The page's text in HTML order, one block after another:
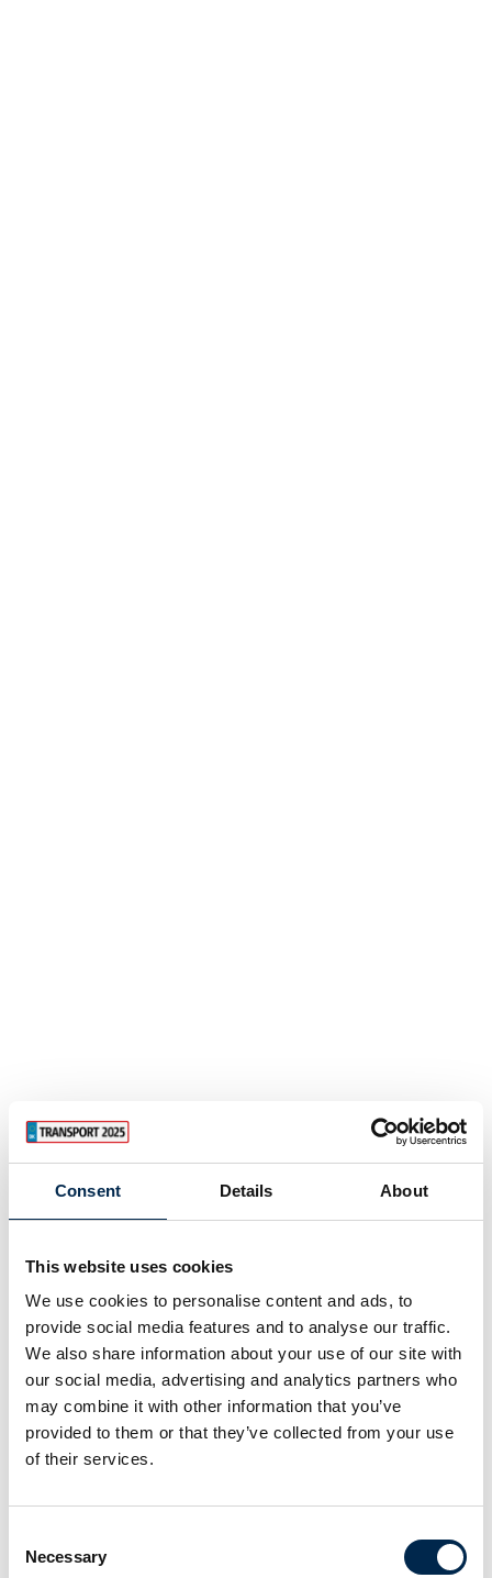
Consent Details About
This website uses cookies
We use cookies to personalise content and ads, to
provide social media features and to analyse our traffic.
We also share information about your use of our site with
our social media, advertising and analytics partners who
may combine it with other information that you’ve
provided to them or that they’ve collected from your use
of their services.
Selection
Necessary